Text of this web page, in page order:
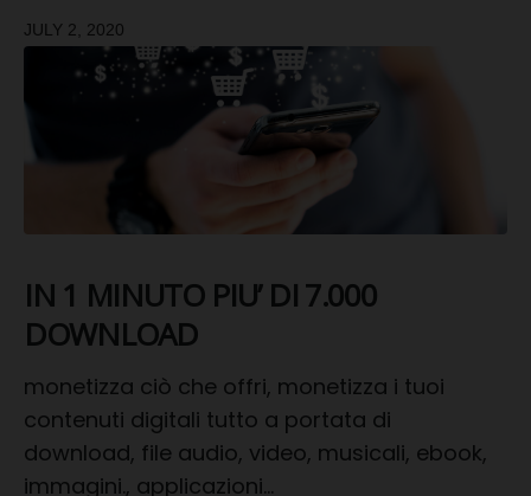
IN 1 MINUTO PIU’ DI 7.000
DOWNLOAD
monetizza ciò che offri, monetizza i tuoi
contenuti digitali tutto a portata di
download, file audio, video, musicali, ebook,
immagini., applicazioni...
JULY 2, 2020